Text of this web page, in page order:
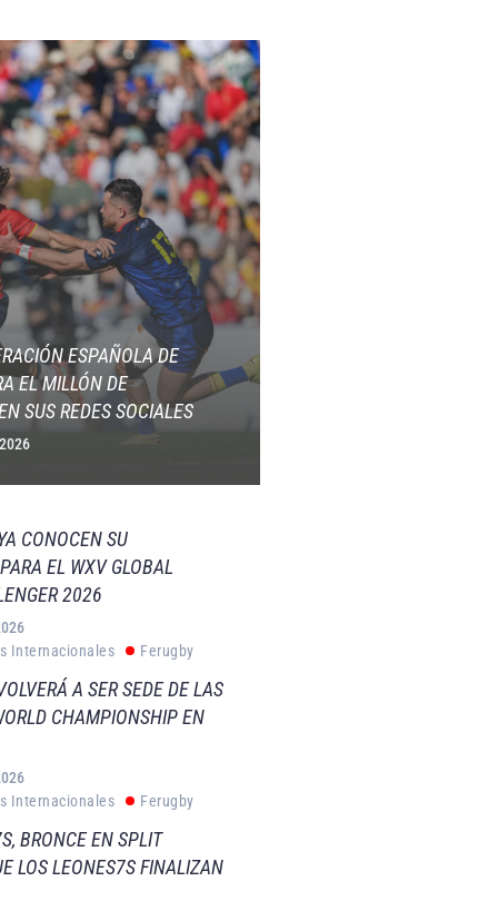
ESPAÑOLA DE
EL MILLÓN DE
SUS REDES SOCIALES
CONOCEN SU
EL WXV GLOBAL
2026
Internacionales
Ferugby
A SER SEDE DE LAS
CHAMPIONSHIP EN
Internacionales
Ferugby
BRONCE EN SPLIT
LOS LEONES7S FINALIZAN